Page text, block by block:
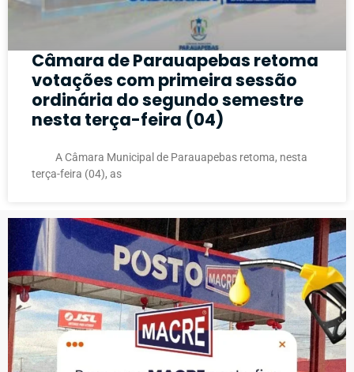
Câmara de Parauapebas retoma
votações com primeira sessão
ordinária do segundo semestre
nesta terça-feira (04)
A Câmara Municipal de Parauapebas retoma, nesta
terça-feira (04), as
PUBLICIDADE